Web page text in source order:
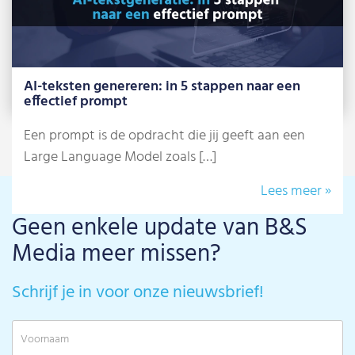
AI-teksten genereren: in 5 stappen naar een
effectief prompt
Een prompt is de opdracht die jij geeft aan een
Large Language Model zoals […]
Lees meer »
Geen enkele update van B&S
Media meer missen?
Schrijf je in voor onze nieuwsbrief!